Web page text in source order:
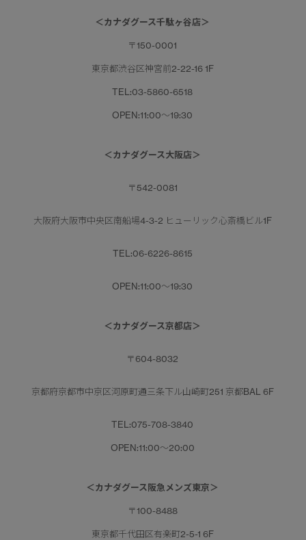
＜カナダグース千駄ヶ谷店＞
〒150-0001
東京都渋谷区神宮前2-22-16 1F
TEL:03-5860-6518
OPEN:11:00～19:30
＜カナダグース大阪店＞
〒542-0081
大阪府大阪市中央区南船場4-3-2 ヒューリック心斎橋ビル1F
TEL:06-6226-8615
OPEN:11:00～19:30
＜カナダグース京都店＞
〒604-8032
京都府京都市中京区河原町通三条下ル山崎町251 京都BAL 6F
TEL:075-708-3840
OPEN:11:00～20:00
＜カナダグース阪急メンズ東京＞
〒100-8488
東京都千代田区有楽町2-5-1 6F